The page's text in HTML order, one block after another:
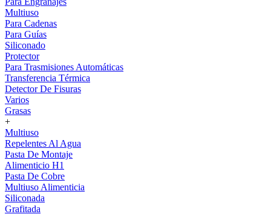
Multiuso
Para Cadenas
Para Guías
Siliconado
Protector
Para Trasmisiones Automáticas
Transferencia Térmica
Detector De Fisuras
Varios
Grasas
+
Multiuso
Repelentes Al Agua
Pasta De Montaje
Alimenticio H1
Pasta De Cobre
Multiuso Alimenticia
Siliconada
Grafitada